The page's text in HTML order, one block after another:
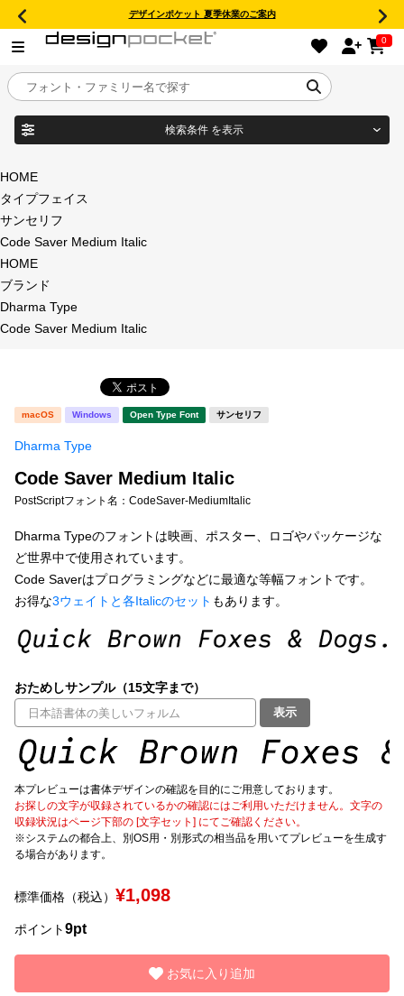
デザインポケット 夏季休業のご案内
0
目的別フォントガイド
特集
年間ライセンス商品
新着一覧
マイページ
お気に入り
ご利用ガイド
よくあるご質問
お問い合わせ
検索条件 を表示
商品名
タイプフェイス
明朝体
角ゴシック
宋朝体
教科書体 行書体
草書体
江戸文字 デザイン毛筆
すべてを表示
太さ・ウェイト
文字種類
価格帯
HOME
タイプフェイス
サンセリフ
Code Saver Medium Italic
HOME
ブランド
Dharma Type
Code Saver Medium Italic
macOS Windows Open Type Font サンセリフ
Dharma Type
Code Saver Medium Italic
PostScriptフォント名： CodeSaver-MediumItalic
Dharma Typeのフォントは映画、ポスター、ロゴやパッケージな
ど世界中で使用されています。
Code Saverはプログラミングなどに最適な等幅フォントです。
お得な3ウェイトと各Italicのセット もあります。
おためしサンプル（15文字まで）
表示
本プレビューは書体デザインの確認を目的にご用意しております。
お探しの文字が収録されているかの確認にはご利用いただけません。文字の
収録状況はページ下部の [文字セット] にてご確認ください。
※システムの都合上、別OS用・別形式の相当品を用いてプレビューを生成す
る場合があります。
標準価格（税込） ¥1,098
ポイント9pt
お気に入り追加